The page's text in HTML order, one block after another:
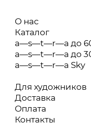
О нас
Каталог
a—s—t—r—a до
a—s—t—r—a до
a—s—t—r—a Sky
Для художников
Доставка
Оплата
Контакты